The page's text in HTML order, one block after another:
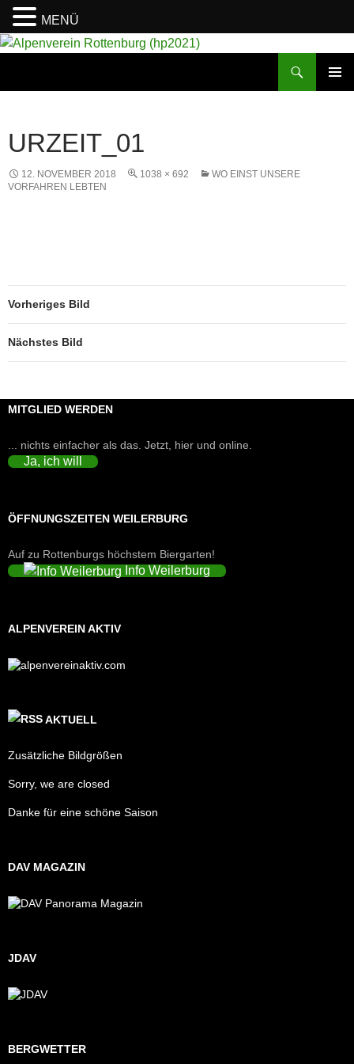
URZEIT_01
12. NOVEMBER 2018 1038 × 692
WO EINST UNSERE
VORFAHREN LEBTEN
Vorheriges Bild
Nächstes Bild
MITGLIED WERDEN
... nichts einfacher als das. Jetzt, hier und online.
Ja, ich will
ÖFFNUNGSZEITEN WEILERBURG
Auf zu Rottenburgs höchstem Biergarten!
Info Weilerburg
ALPENVEREIN AKTIV
AKTUELL
Zusätzliche Bildgrößen
Sorry, we are closed
Danke für eine schöne Saison
DAV MAGAZIN
JDAV
BERGWETTER
MENÜ